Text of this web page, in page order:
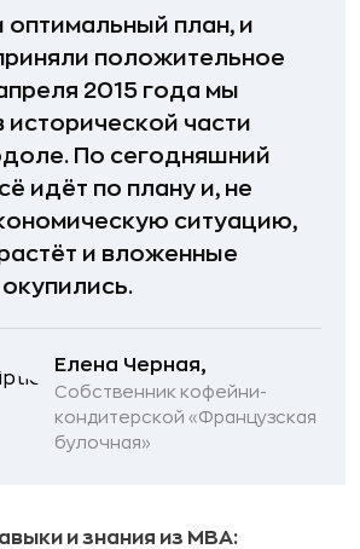
план, и
положительное
2015 года мы
исторической части
По сегодняшний
идёт по плану и, не
ситуацию,
и вложенные
Елена Черная,
Собственник кофейни-
кондитерской «Французская
булочная»
и знания из MBA: